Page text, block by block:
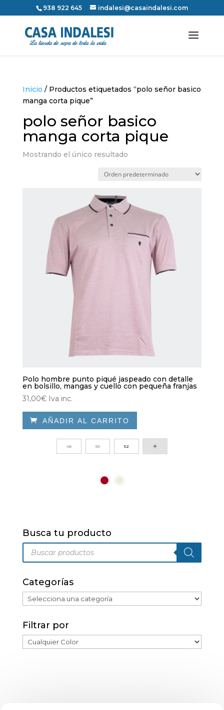
938 922 645 indalesi@casaindalesi.com
Inicio / Productos etiquetados “polo señor basico
manga corta pique”
polo señor basico
manga corta pique
Mostrando el único resultado
Polo hombre punto piqué jaspeado con detalle
en bolsillo, mangas y cuello con pequeña franjas
31,00€ Iva inc.
 AÑADIR AL CARRITO
elegir
la
de
producto
48 50 52
Busca tu producto
Búsqueda
productos
Categorías
Filtrar por